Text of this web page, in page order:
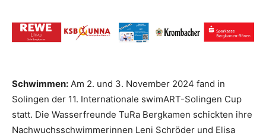
Schwimmen: Am 2. und 3. November 2024 fand in
Solingen der 11. Internationale swimART-Solingen Cup
statt. Die Wasserfreunde TuRa Bergkamen schickten ihre
Nachwuchsschwimmerinnen Leni Schröder und Elisa